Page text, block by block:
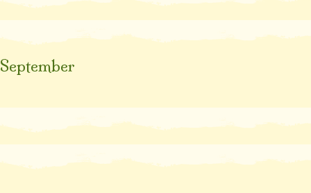
September